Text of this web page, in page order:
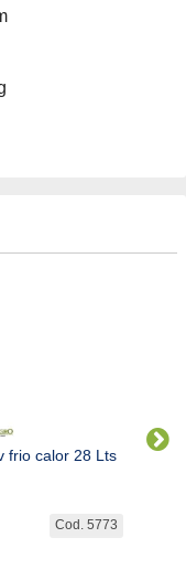
frio calor 28 Lts
Cod. 5773